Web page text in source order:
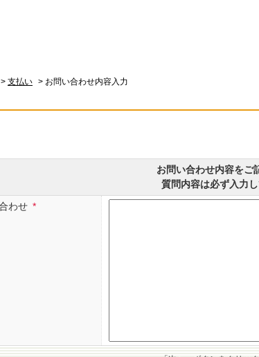
> 支払い > お問い合わせ内容入力
お問い合わせ内容をご
質問内容は必ず入力し
わせ *